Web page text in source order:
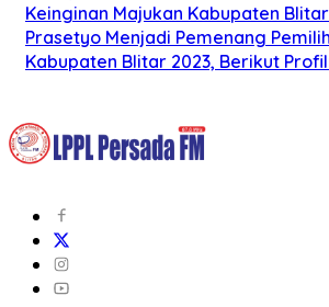
Keinginan Majukan Kabupaten
Prasetyo Menjadi Pemenang
Kabupaten Blitar 2023, Berikut